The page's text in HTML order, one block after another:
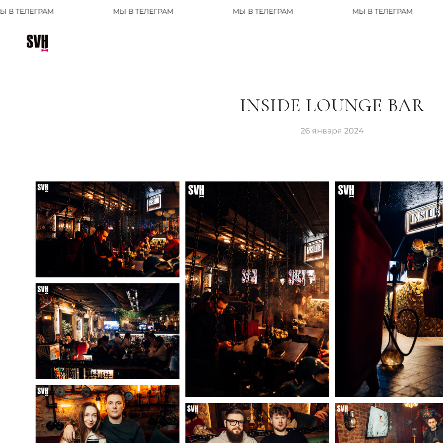
INSIDE LOUNGE BAR
26 января 2024
МЫ В ТЕЛЕГРАМ МЫ В ТЕЛЕГРАМ МЫ В ТЕЛЕГРАМ